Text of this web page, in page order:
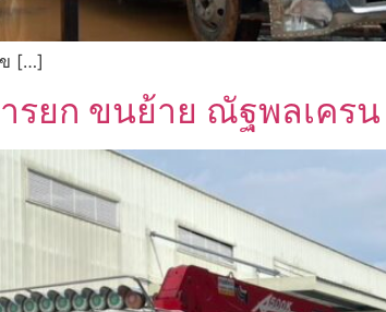
ข […]
รยก ขนย้าย ณัฐพลเคร